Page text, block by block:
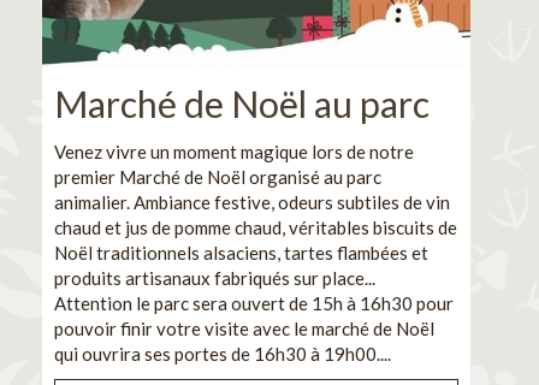
Marché de Noël au parc
Venez vivre un moment magique lors de notre
premier Marché de Noël organisé au parc
animalier. Ambiance festive, odeurs subtiles de vin
chaud et jus de pomme chaud, véritables biscuits de
Noël traditionnels alsaciens, tartes flambées et
produits artisanaux fabriqués sur place...
Attention le parc sera ouvert de 15h à 16h30 pour
pouvoir finir votre visite avec le marché de Noël
qui ouvrira ses portes de 16h30 à 19h00....